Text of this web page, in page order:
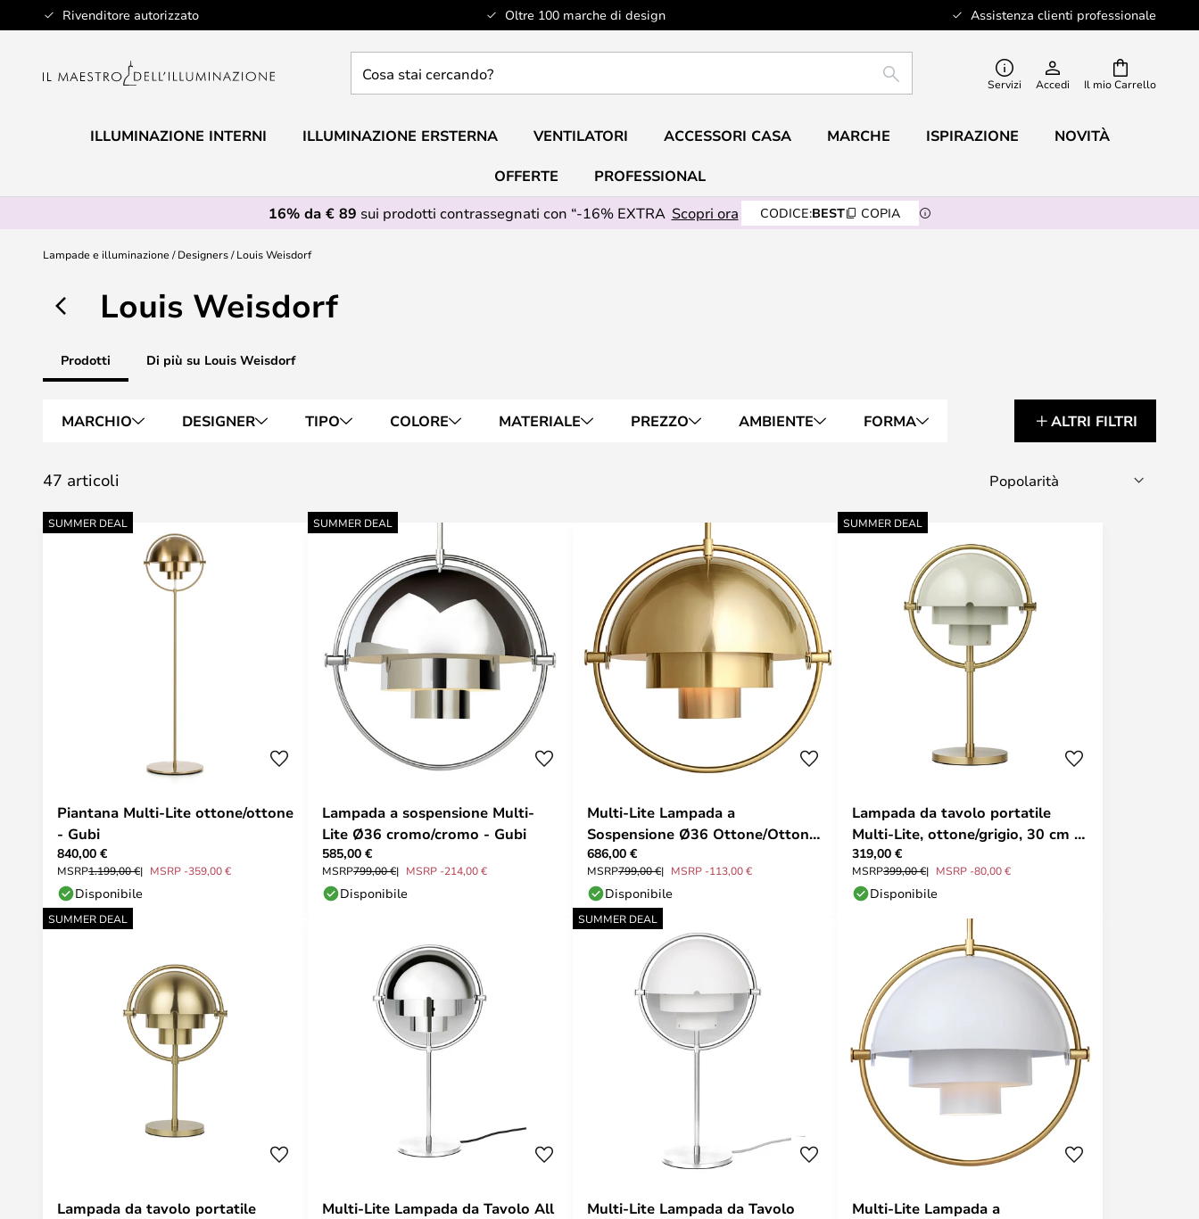
Rivenditore autorizzato Oltre 100 marche di design Assistenza clienti professionale
Salta
al
Il mio Carrello
stai
RICERCA Servizi Accedi
ILLUMINAZIONE INTERNI ILLUMINAZIONE ERSTERNA VENTILATORI ACCESSORI CASA MARCHE ISPIRAZIONE NOVITÀ
OFFERTE
PROFESSIONAL
16% da € 89 sui prodotti contrassegnati con “-16% EXTRA Scopri ora CODICE:BEST COPIA
Lampade e illuminazione Designers Louis Weisdorf
Louis Weisdorf
Prodotti Di più su Louis Weisdorf
MARCHIO DESIGNER TIPO COLORE MATERIALE PREZZO AMBIENTE FORMA ALTRI FILTRI
47 articoli
SUMMER DEAL
Piantana Multi-Lite ottone/ottone
- Gubi
840,00 €
MSRP1.199,00 € MSRP -359,00 €
Disponibile
SUMMER DEAL
Lampada a sospensione Multi-
Lite Ø36 cromo/cromo - Gubi
585,00 €
MSRP799,00 € MSRP -214,00 €
Disponibile
Multi-Lite Lampada a
Sospensione Ø36 Ottone/Ottone
- GUBI
686,00 €
MSRP799,00 € MSRP -113,00 €
Disponibile
SUMMER DEAL
Lampada da tavolo portatile
Multi-Lite, ottone/grigio, 30 cm -
Gubi
319,00 €
MSRP399,00 € MSRP -80,00 €
Disponibile
SUMMER DEAL
Lampada da tavolo portatile
Multi-Lite Lampada da Tavolo All
SUMMER DEAL
Multi-Lite Lampada da Tavolo
Multi-Lite Lampada a